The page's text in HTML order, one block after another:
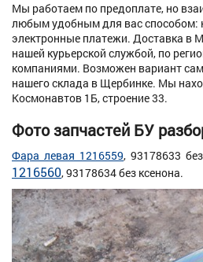
Мы работаем по предоплате, но
любым удобным для вас способом:
электронные платежи. Доставка в
нашей курьерской службой, по
компаниями. Возможен вариант
нашего склада в Щербинке. Мы
Космонавтов 1Б, строение 33.
Фото запчастей БУ
Фара левая 1216559, 93178633
1216560, 93178634 без ксенона.